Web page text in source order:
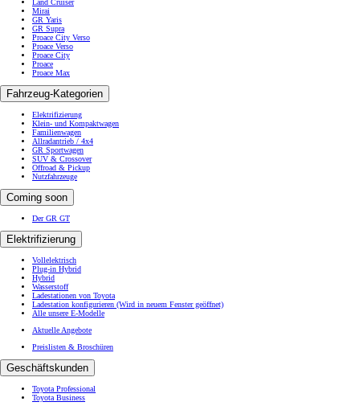
Land Cruiser
Mirai
GR Yaris
GR Supra
Proace City Verso
Proace Verso
Proace City
Proace
Proace Max
Fahrzeug-Kategorien
Elektrifizierung
Klein- und Kompaktwagen
Familienwagen
Allradantrieb / 4x4
GR Sportwagen
SUV & Crossover
Offroad & Pickup
Nutzfahrzeuge
Coming soon
Der GR GT
Elektrifizierung
Vollelektrisch
Plug-in Hybrid
Hybrid
Wasserstoff
Ladestationen von Toyota
Ladestation konfigurieren (Wird in neuem Fenster geöffnet)
Alle unsere E-Modelle
Aktuelle Angebote
Preislisten & Broschüren
Geschäftskunden
Toyota Professional
Toyota Business